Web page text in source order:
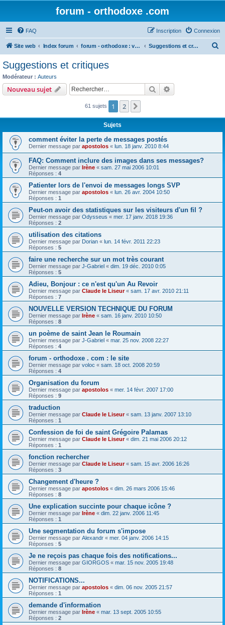
forum - orthodoxe .com
FAQ Connexion
Inscription
Site web Index forum forum - orthodoxe : vos remarques Suggestions et critiques
c
r
Suggestions et critiques
Modérateur : Auteurs
Nouveau sujet Rechercher
61 sujets 1 2
Sujets
comment éviter la perte de messages postés
Dernier message par apostolos « lun. 18 janv. 2010 8:44
FAQ: Comment inclure des images dans ses messages?
Dernier message par Irène « sam. 27 mai 2006 10:01
Réponses : 4
Patienter lors de l'envoi de messages longs SVP
Dernier message par apostolos « lun. 26 avr. 2004 10:50
Réponses : 1
Peut-on avoir des statistiques sur les visiteurs d'un fil ?
Dernier message par Odysseus « mer. 17 janv. 2018 19:36
Réponses : 2
utilisation des citations
Dernier message par Dorian « lun. 14 févr. 2011 22:23
Réponses : 5
faire une recherche sur un mot très courant
Dernier message par J-Gabriel « dim. 19 déc. 2010 0:05
Réponses : 5
Adieu, Bonjour : ce n'est qu'un Au Revoir
Dernier message par Claude le Liseur« sam. 17 avr. 2010 21:11
Réponses : 7
NOUVELLE VERSION TECHNIQUE DU FORUM
Dernier message par Irène « sam. 16 janv. 2010 10:50
Réponses : 8
un poème de saint Jean le Roumain
Dernier message par J-Gabriel « mar. 25 nov. 2008 22:27
Réponses : 4
forum - orthodoxe . com : le site
Dernier message par voloc « sam. 18 oct. 2008 20:59
Réponses : 4
Organisation du forum
Dernier message par apostolos « mer. 14 févr. 2007 17:00
Réponses : 9
traduction
Dernier message par Claude le Liseur« sam. 13 janv. 2007 13:10
Réponses : 1
Confession de foi de saint Grégoire Palamas
Dernier message par Claude le Liseur« dim. 21 mai 2006 20:12
Réponses : 1
fonction rechercher
Dernier message par Claude le Liseur« sam. 15 avr. 2006 16:26
Réponses : 3
Changement d'heure ?
Dernier message par apostolos « dim. 26 mars 2006 15:46
Réponses : 8
Une explication succinte pour chaque icône ?
Dernier message par Irène « dim. 22 janv. 2006 11:45
Réponses : 1
Une segmentation du forum s'impose
Dernier message par Alexandr « mer. 04 janv. 2006 14:15
Réponses : 5
Je ne reçois pas chaque fois des notifications...
Dernier message par GIORGOS « mar. 15 nov. 2005 19:48
Réponses : 8
NOTIFICATIONS...
Dernier message par apostolos « dim. 06 nov. 2005 21:57
Réponses : 1
demande d'information
Dernier message par Irène « mar. 13 sept. 2005 10:55
Réponses : 2